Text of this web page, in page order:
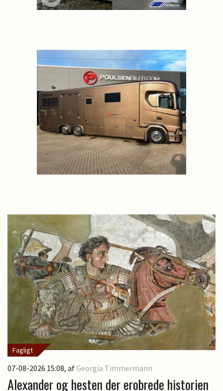
Fagligt
07-08-2026 15:08, af Georgia Timmermann
Alexander og hesten der erobrede historien